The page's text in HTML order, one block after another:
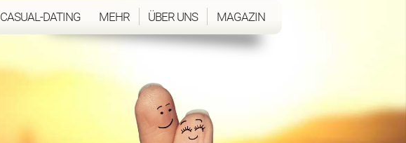
CASUAL-DATING MEHR ÜBER UNS MAGAZIN